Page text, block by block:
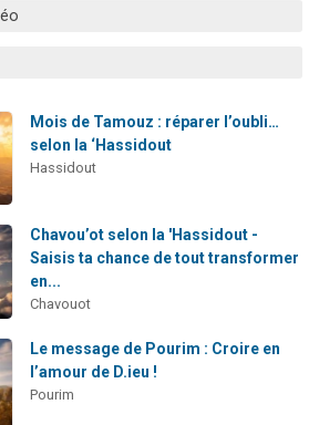
12 nouvelles musiques dans Torah-Box Music
Mois de Tamouz : réparer l’oubli…
selon la ‘Hassidout
Hassidout
Chavou’ot selon la 'Hassidout -
Saisis ta chance de tout transformer
en...
Chavouot
Le message de Pourim : Croire en
l’amour de D.ieu !
Pourim